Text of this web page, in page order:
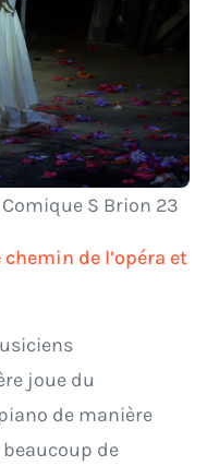
S Brion 23
de l’opéra et
joue du
de manière
de